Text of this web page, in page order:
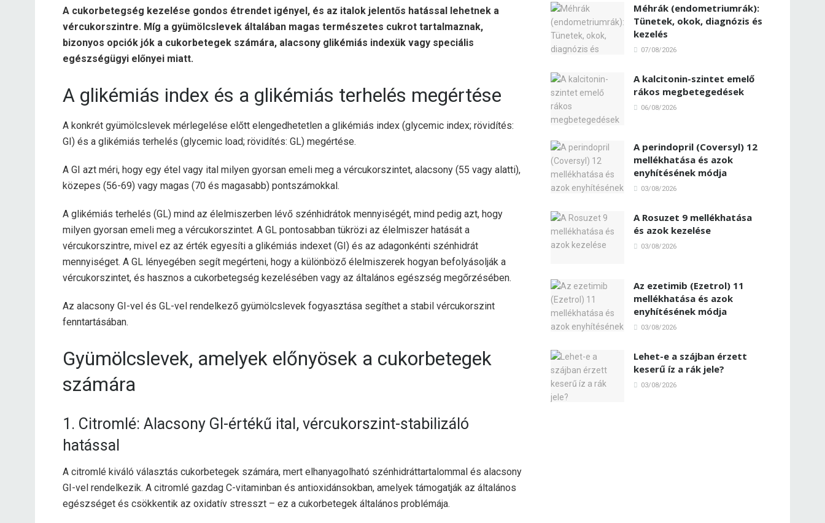
A cukorbetegség kezelése gondos étrendet igényel, és az italok jelentős hatással lehetnek a
vércukorszintre. Míg a gyümölcslevek általában magas természetes cukrot tartalmaznak,
bizonyos opciók jók a cukorbetegek számára, alacsony glikémiás indexük vagy speciális
egészségügyi előnyei miatt.
A glikémiás index és a glikémiás terhelés megértése
A konkrét gyümölcslevek mérlegelése előtt elengedhetetlen a glikémiás index (glycemic index; rövidítés:
GI) és a glikémiás terhelés (glycemic load; rövidítés: GL) megértése.
A GI azt méri, hogy egy étel vagy ital milyen gyorsan emeli meg a vércukorszintet, alacsony (55 vagy alatti),
közepes (56-69) vagy magas (70 és magasabb) pontszámokkal.
A glikémiás terhelés (GL) mind az élelmiszerben lévő szénhidrátok mennyiségét, mind pedig azt, hogy
milyen gyorsan emeli meg a vércukorszintet. A GL pontosabban tükrözi az élelmiszer hatását a
vércukorszintre, mivel ez az érték egyesíti a glikémiás indexet (GI) és az adagonkénti szénhidrát
mennyiséget. A GL lényegében segít megérteni, hogy a különböző élelmiszerek hogyan befolyásolják a
vércukorszintet, és hasznos a cukorbetegség kezelésében vagy az általános egészség megőrzésében.
Az alacsony GI-vel és GL-vel rendelkező gyümölcslevek fogyasztása segíthet a stabil vércukorszint
fenntartásában.
Gyümölcslevek, amelyek előnyösek a cukorbetegek
számára
1. Citromlé: Alacsony GI-értékű ital, vércukorszint-stabilizáló
hatással
A citromlé kiváló választás cukorbetegek számára, mert elhanyagolható szénhidráttartalommal és alacsony
GI-vel rendelkezik. A citromlé gazdag C-vitaminban és antioxidánsokban, amelyek támogatják az általános
egészséget és csökkentik az oxidatív stresszt – ez a cukorbetegek általános problémája.
Méhrák (endometriumrák):
Tünetek, okok, diagnózis és
kezelés
07/08/2026
A kalcitonin-szintet emelő
rákos megbetegedések
06/08/2026
A perindopril (Coversyl) 12
mellékhatása és azok
enyhítésének módja
03/08/2026
A Rosuzet 9 mellékhatása
és azok kezelése
03/08/2026
Az ezetimib (Ezetrol) 11
mellékhatása és azok
enyhítésének módja
03/08/2026
Lehet-e a szájban érzett
keserű íz a rák jele?
03/08/2026